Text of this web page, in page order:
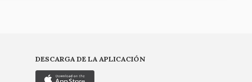
DESCARGA DE LA APLICACIÓN